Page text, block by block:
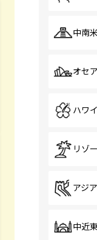
中南米
オセ
ハワイ
リゾ
アジア
中近東